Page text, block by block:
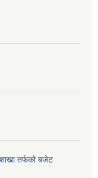
तर्फको बजेट